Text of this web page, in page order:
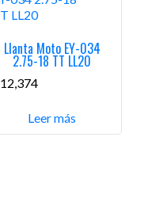
Llanta Moto EY-034
2.75-18 TT LL20
12,374
Leer más